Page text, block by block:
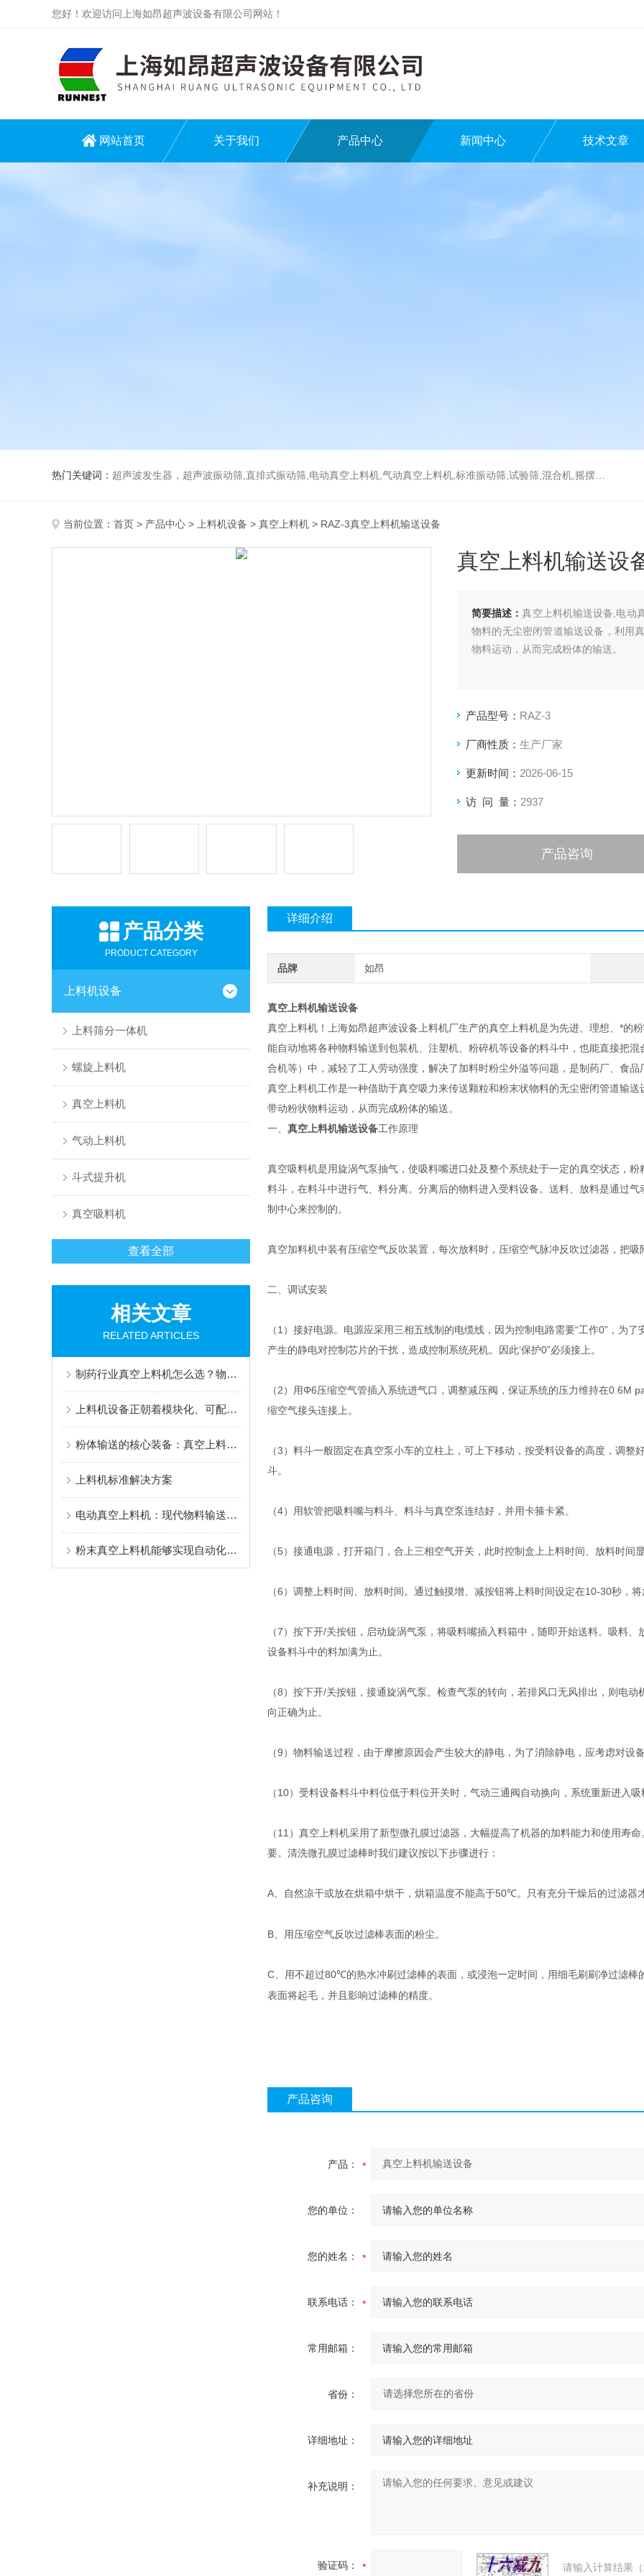
您好！欢迎访问上海如昂超声波设备有限公司网站！
网站首页 关于我们 产品中心 新闻中心 技术文章
热门关键词： 超声波发生器，超声波振动筛,直排式振动筛,电动真空上料机,气动真空上料机,标准振动筛,试验筛,混合机,摇摆筛，检验筛
当前位置： 首页 > 产品中心 > 上料机设备 > 真空上料机 > RAZ-3真空上料机输送设备
真空上料机输送设
简要描述：真空上料机输送设备,电动
物料的无尘密闭管道输送设备，利用
物料运动，从而完成粉体的输送。
产品型号： RAZ-3
厂商性质： 生产厂家
更新时间： 2026-06-15
访 问 量： 2937
产品咨询
产品分类
PRODUCT CATEGORY
上料机设备
上料筛分一体机
螺旋上料机
真空上料机
气动上料机
斗式提升机
真空吸料机
查看全部
相关文章
RELATED ARTICLES
制药行业真空上料机怎么选？物料、产量与管道配置选型指南
上料机设备正朝着模块化、可配置化方向发展
粉体输送的核心装备：真空上料机技术全解析与应用指南
上料机标准解决方案
电动真空上料机：现代物料输送的静默助手
粉末真空上料机能够实现自动化运行
详细介绍
品牌 如昂
真空上料机输送设备
真空上料机！上海如昂超声波设备上料机厂生产的真空上料机是为先进、理想、*的
能自动地将各种物料输送到包装机、注塑机、粉碎机等设备的料斗中，也能直接把
合机等）中，减轻了工人劳动强度，解决了加料时粉尘外溢等问题，是制药厂、食品
真空上料机工作是一种借助于真空吸力来传送颗粒和粉末状物料的无尘密闭管道输
带动粉状物料运动，从而完成粉体的输送。
一、 真空上料机输送设备工作原理
真空吸料机是用旋涡气泵抽气，使吸料嘴进口处及整个系统处于一定的真空状态，
料斗，在料斗中进行气、料分离。分离后的物料进入受料设备。送料、放料是通过
制中心来控制的。
真空加料机中装有压缩空气反吹装置，每次放料时，压缩空气脉冲反吹过滤器，把
二、 调试安装
（1 ）接好电源。电源应采用三相五线制的电缆线，因为控制电路需要“工作0” ，为了
产生的静电对控制芯片的干扰，造成控制系统死机。因此‘保护0”必须接上。
（2）用Φ6压缩空气管插入系统进气口，调整减压阀，保证系统的压力维持在0.6M
缩空气接头连接上。
（3）料斗一般固定在真空泵小车的立柱上，可上下移动，按受料设备的高度，调
斗。
（4）用软管把吸料嘴与料斗、料斗与真空泵连结好，并用卡箍卡紧。
（5）接通电源，打开箱门，合上三相空气开关，此时控制盒上上料时间、放料时间
（6）调整上料时间、放料时间。通过触摸增、减按钮将上料时间设定在10-30秒，
（7）按下开/关按钮，启动旋涡气泵，将吸料嘴插入料箱中，随即开始送料。吸料
设备料斗中的料加满为止。
（8）按下开/关按钮，接通旋涡气泵。检查气泵的转向，若排风口无风排出，则电动
向正确为止。
（9）物料输送过程，由于摩擦原因会产生较大的静电，为了消除静电，应考虑对设
（10）受料设备料斗中料位低于料位开关时，气动三通阀自动换向，系统重新进入吸
（11 ）真空上料机采用了新型微孔膜过滤器，大幅提高了机器的加料能力和使用寿
要。清洗微孔膜过滤棒时我们建议按以下步骤进行：
A 、自然凉干或放在烘箱中烘干，烘箱温度不能高于50℃。只有充分干燥后的过滤器
B 、用压缩空气反吹过滤棒表面的粉尘。
C 、用不超过80℃的热水冲刷过滤棒的表面，或浸泡一定时间，用细毛刷刷净过滤
表面将起毛，并且影响过滤棒的精度。
产品咨询
产品：
您的单位：
您的姓名：
联系电话：
常用邮箱：
省份：
详细地址：
补充说明：
验证码： 请输入计算结果